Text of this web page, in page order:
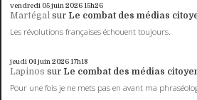
vendredi 05juin 202615h26
Martégal sur Le combat des médias
Les révolutions françaises échouent toujours.
jeudi 04juin 202617h18
Lapinos sur Le combat des médias
Pour une fois je ne mets pas en avant ma